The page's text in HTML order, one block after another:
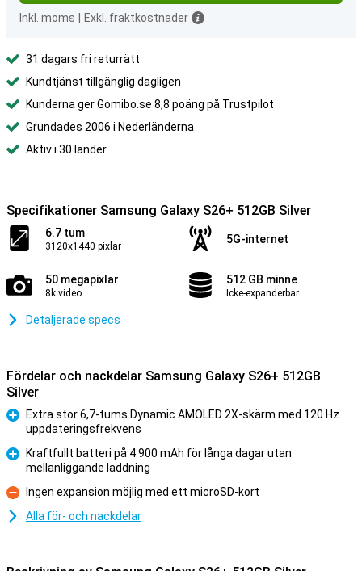
Inkl. moms Exkl. fraktkostnader
31 dagars fri returrätt
Kundtjänst tillgänglig dagligen
Kunderna ger Gomibo.se 8,8 poäng på Trustpilot
Grundades 2006 i Nederländerna
Aktiv i 30 länder
Specifikationer Samsung Galaxy S26+ 512GB Silver
6.7 tum
3120x1440 pixlar
5G-internet
50 megapixlar
8k video
512 GB minne
Icke-expanderbar
Detaljerade specs
Fördelar och nackdelar Samsung Galaxy S26+ 512GB
Silver
Fördelar
Extra stor 6,7-tums Dynamic AMOLED 2X-skärm med 120 Hz
uppdateringsfrekvens
Fördelar
Kraftfullt batteri på 4 900 mAh för långa dagar utan
mellanliggande laddning
Nackdelar
Ingen expansion möjlig med ett microSD-kort
Alla för- och nackdelar